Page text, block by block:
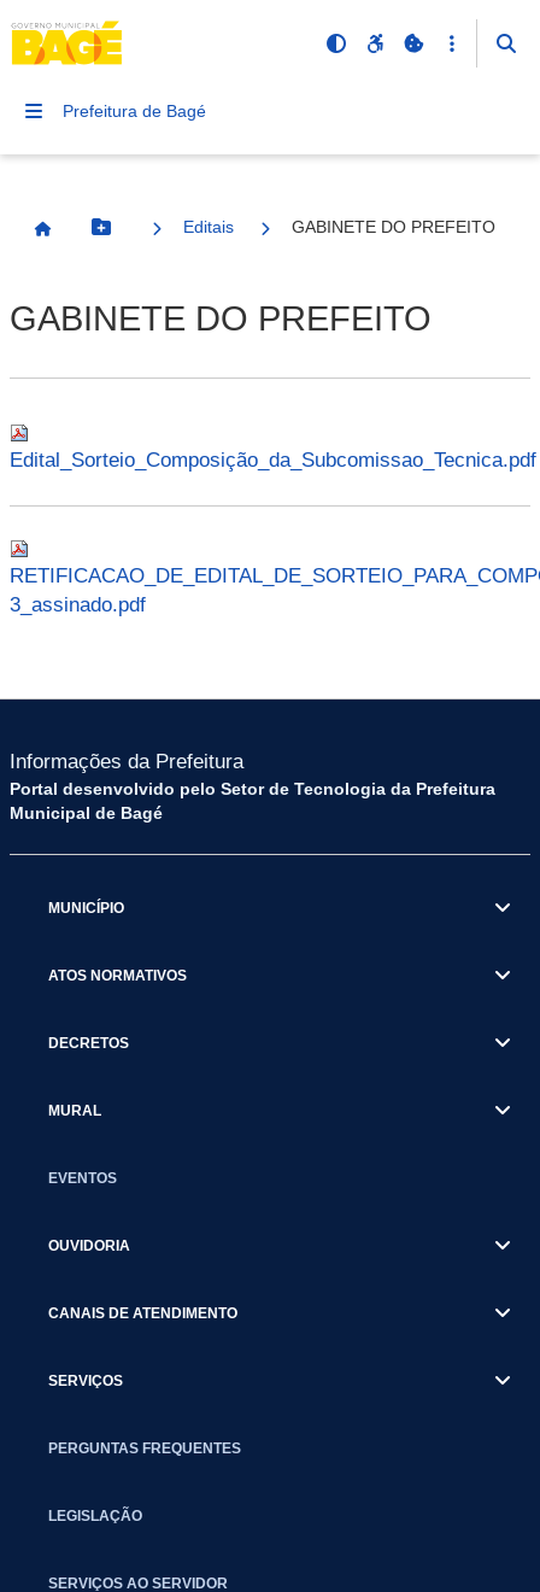
Prefeitura de Bagé
Página InicialBotão Menu
Editais GABINETE DO PREFEITO
GABINETE DO PREFEITO
Edital_Sorteio_Composição_da_Subcomissao_Tecnica.pdf
3_assinado.pdf
Informações da Prefeitura
Portal desenvolvido pelo Setor de Tecnologia da Prefeitura
Municipal de Bagé
MUNICÍPIO
ATOS NORMATIVOS
DECRETOS
MURAL
EVENTOS
OUVIDORIA
CANAIS DE ATENDIMENTO
SERVIÇOS
PERGUNTAS FREQUENTES
LEGISLAÇÃO
SERVIÇOS AO SERVIDOR